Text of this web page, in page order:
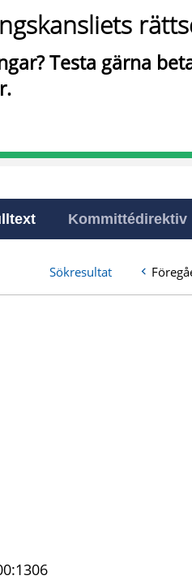
Testa gärna
Kommittédirektiv
Sökresultat